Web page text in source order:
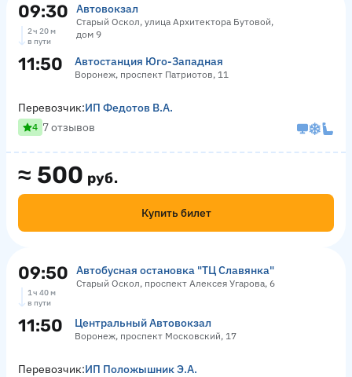
09:30 Автовокзал
Старый Оскол, улица Архитектора Бутовой,
дом 9
2 ч 20 м
в пути
11:50 Автостанция Юго-Западная
Воронеж, проспект Патриотов, 11
≈ 500 руб.
Купить билет
Перевозчик:ИП Федотов В.А.
4 7 отзывов
09:50 Автобусная остановка "ТЦ Славянка"
Старый Оскол, проспект Алексея Угарова, 6
1 ч 40 м
в пути
11:50 Центральный Автовокзал
Воронеж, проспект Московский, 17
Перевозчик:ИП Положышник Э.А.